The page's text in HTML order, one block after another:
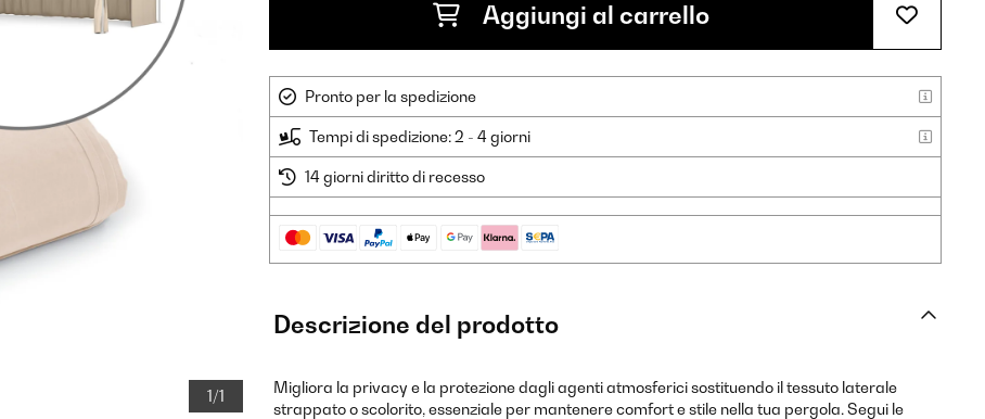
1/1
Aggiungi al carrello
Pronto per la spedizione
Tempi di spedizione: 2 - 4 giorni
14 giorni diritto di recesso
Descrizione del prodotto
Migliora la privacy e la protezione dagli agenti atmosferici sostituendo il tessuto laterale
strappato o scolorito, essenziale per mantenere comfort e stile nella tua pergola. Segui le